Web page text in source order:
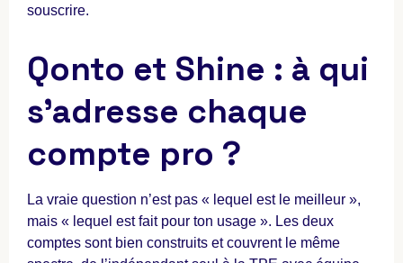
souscrire.
Qonto et Shine : à qui
s’adresse chaque
compte pro ?
La vraie question n’est pas « lequel est le meilleur »,
mais « lequel est fait pour ton usage ». Les deux
comptes sont bien construits et couvrent le même